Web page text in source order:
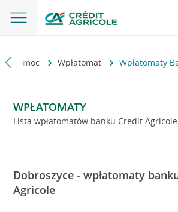
i pomoc Wpłatomat Wpłatomaty
WPŁATOMATY
Lista wpłatomatów banku Credit Agricole
Dobroszyce - wpłatomaty
Agricole